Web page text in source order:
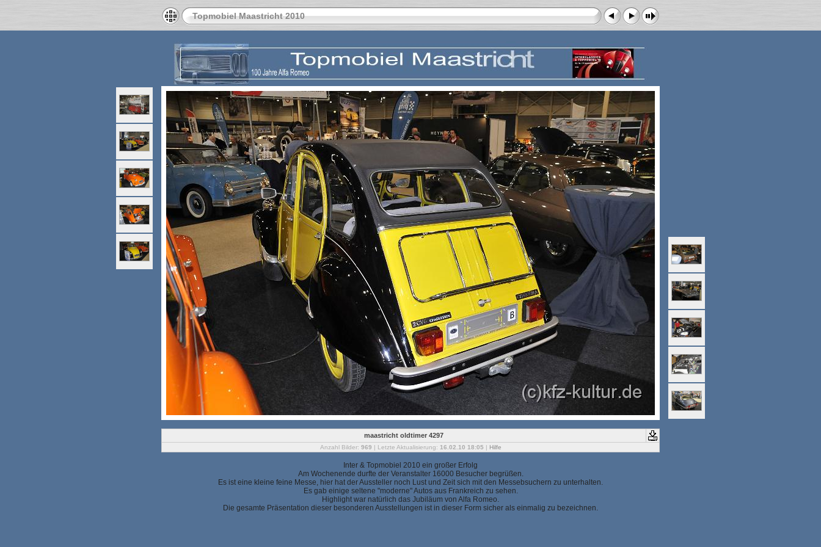
Topmobiel Maastricht 2010
maastricht oldtimer 4297
Anzahl Bilder: 969 | Letzte Aktualisierung: 16.02.10 18:05 | Hilfe
Inter & Topmobiel 2010 ein großer Erfolg
Am Wochenende durfte der Veranstalter 16000 Besucher begrüßen.
Es ist eine kleine feine Messe, hier hat der Aussteller noch Lust und Zeit sich mit den Messebsuchern zu unterhalten.
Es gab einige seltene "moderne" Autos aus Frankreich zu sehen.
Highlight war natürlich das Jubiläum von Alfa Romeo.
Die gesamte Präsentation dieser besonderen Ausstellungen ist in dieser Form sicher als einmalig zu bezeichnen.